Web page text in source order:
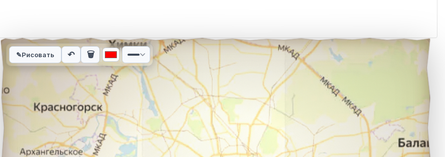
Интерактивная карта автомобильного маршрута из города Владикавказ в город Кисловодск.
✎Рисовать ↶ 🗑